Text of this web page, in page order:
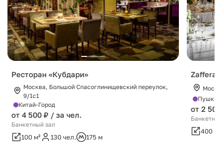
Ресторан «Кубдари»
Москва, Большой Спасоглинищевский переулок,
9/1с1
Китай-Город
от 4 500 ₽ / за чел.
Банкетный зал
100 м² 130 чел. 175 м
от 2
400 м²